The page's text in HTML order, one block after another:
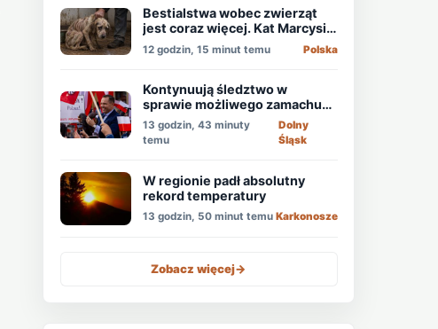
Bestialstwa wobec zwierząt
jest coraz więcej. Kat Marcysia
usłyszał wyrok
12 godzin, 15 minut temu Polska
Kontynuują śledztwo w
sprawie możliwego zamachu
na obecnego prezydenta
Nawrockiego
13 godzin, 43 minuty
temu
Dolny
Śląsk
W regionie padł absolutny
rekord temperatury
13 godzin, 50 minut temu Karkonosze
Zobacz więcej->